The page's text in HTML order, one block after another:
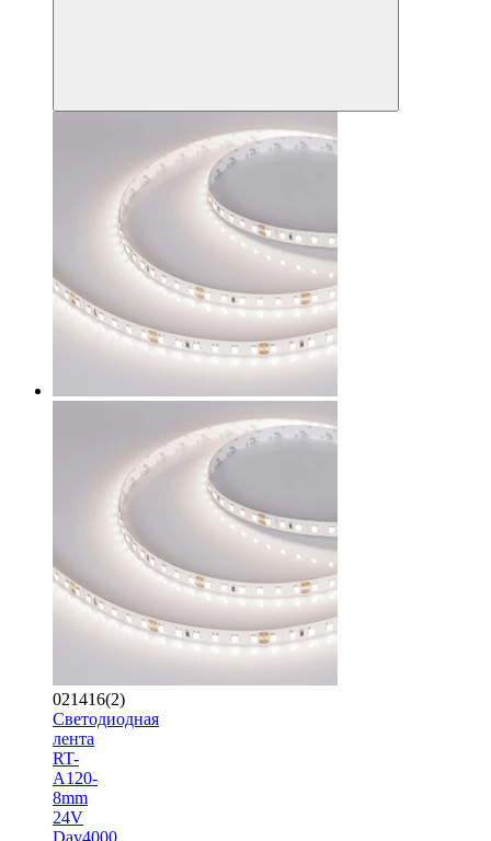
021416(2)
Светодиодная
лента
RT-
A120-
8mm
24V
Day4000